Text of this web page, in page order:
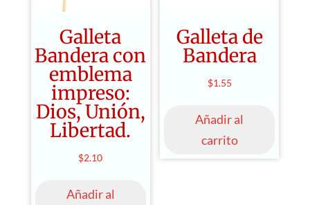
Galleta
Bandera con
emblema
impreso:
Dios, Unión,
Libertad.
$2.10
Añadir al
Galleta de
Bandera
$1.55
Añadir al
carrito